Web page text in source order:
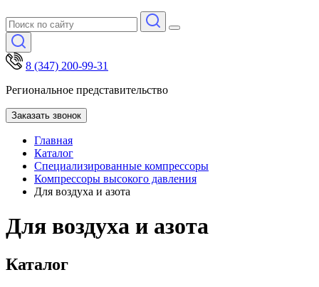
8 (347) 200-99-31
Региональное представительство
Заказать звонок
Главная
Каталог
Специализированные компрессоры
Компрессоры высокого давления
Для воздуха и азота
Для воздуха и азота
Каталог